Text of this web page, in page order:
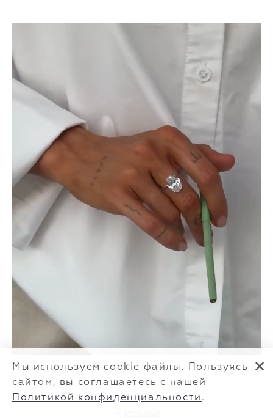
Мы используем cookie файлы. Пользуясь
сайтом, вы соглашаетесь с нашей
Политикой конфиденциальности .
✕